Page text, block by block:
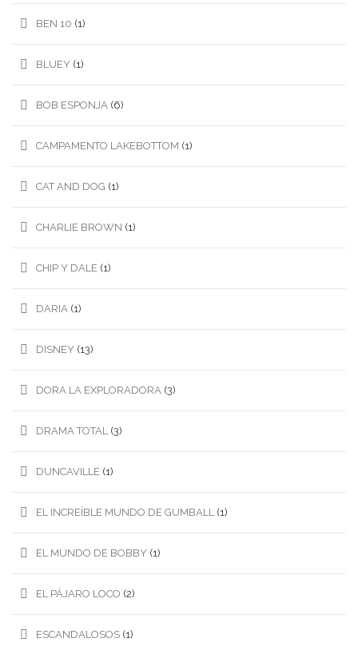
BEN 10 (1)
BLUEY (1)
BOB ESPONJA (6)
CAMPAMENTO LAKEBOTTOM (1)
CAT AND DOG (1)
CHARLIE BROWN (1)
CHIP Y DALE (1)
DARIA (1)
DISNEY (13)
DORA LA EXPLORADORA (3)
DRAMA TOTAL (3)
DUNCAVILLE (1)
EL INCREÍBLE MUNDO DE GUMBALL (1)
EL MUNDO DE BOBBY (1)
EL PÁJARO LOCO (2)
ESCANDALOSOS (1)